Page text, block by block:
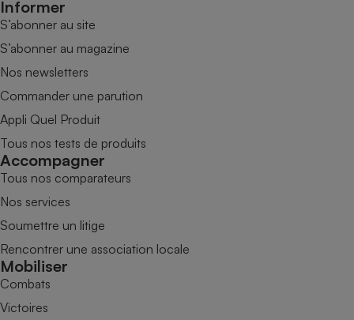
Informer
S’abonner au site
S’abonner au magazine
Nos newsletters
Commander une parution
Appli Quel Produit
Tous nos tests de produits
Accompagner
Tous nos comparateurs
Nos services
Soumettre un litige
Rencontrer une association locale
Mobiliser
Combats
Victoires